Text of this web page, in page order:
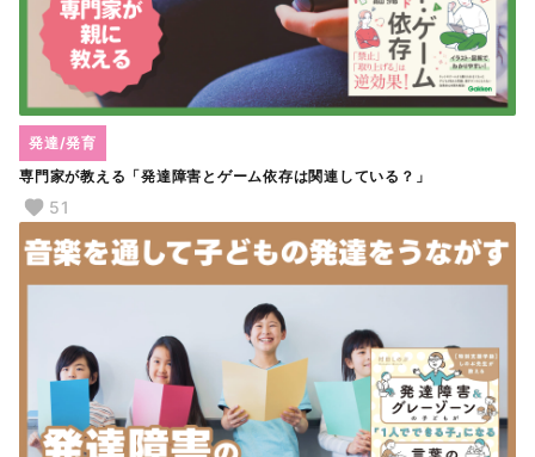
専門家が教える「発達障害とゲーム依存は関連している？」
発達/発育
51